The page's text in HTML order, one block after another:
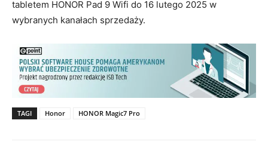
tabletem HONOR Pad 9 Wifi do 16 lutego 2025 w
wybranych kanałach sprzedaży.
TAGI Honor HONOR Magic7 Pro